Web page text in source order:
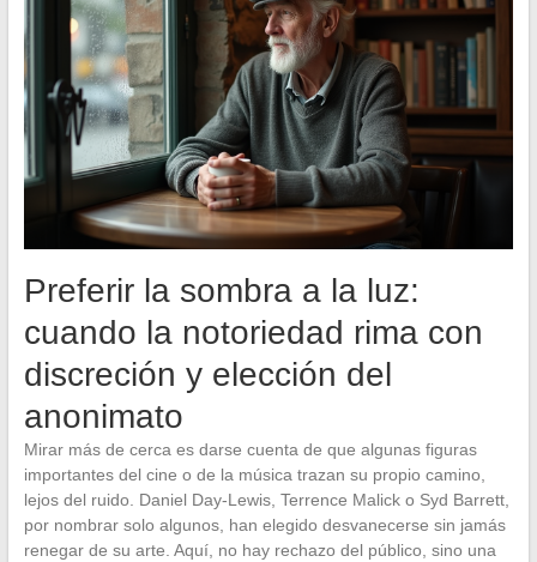
Preferir la sombra a la luz:
cuando la notoriedad rima con
discreción y elección del
anonimato
Mirar más de cerca es darse cuenta de que algunas figuras
importantes del cine o de la música trazan su propio camino,
lejos del ruido. Daniel Day-Lewis, Terrence Malick o Syd Barrett,
por nombrar solo algunos, han elegido desvanecerse sin jamás
renegar de su arte. Aquí, no hay rechazo del público, sino una